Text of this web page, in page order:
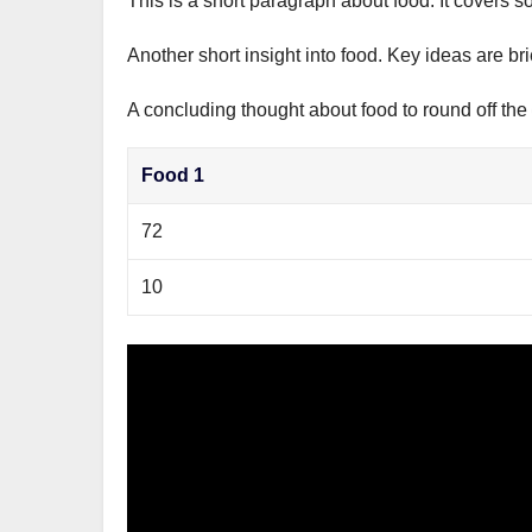
Another short insight into food. Key ideas are
A concluding thought about food to round off the
Food 1
72
10